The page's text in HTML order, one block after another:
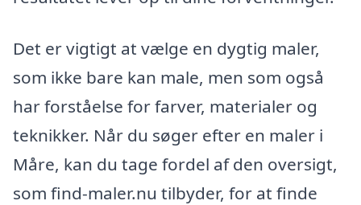
Det er vigtigt at vælge en dygtig maler,
som ikke bare kan male, men som også
har forståelse for farver, materialer og
teknikker. Når du søger efter en maler i
Måre, kan du tage fordel af den oversigt,
som find-maler.nu tilbyder, for at finde